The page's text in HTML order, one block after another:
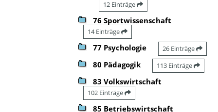
12 Einträge
76 Sportwissenschaft
14 Einträge
77 Psychologie 26 Einträge
80 Pädagogik 113 Einträge
83 Volkswirtschaft
102 Einträge
85 Betriebswirtschaft